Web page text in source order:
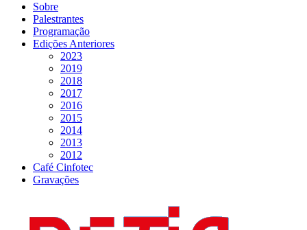
Sobre
Palestrantes
Programação
Edições Anteriores
2023
2019
2018
2017
2016
2015
2014
2013
2012
Café Cinfotec
Gravações